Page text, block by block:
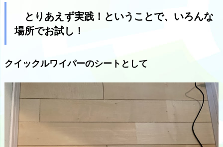
とりあえず実践！ということで、いろんな
場所でお試し！
クイックルワイパーのシートとして